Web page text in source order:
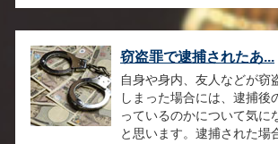
窃盗罪で逮捕されたあ...
自身や身内、友人などが窃
しまった場合には、逮捕後
っているのかについて気に
と思います。逮捕された場